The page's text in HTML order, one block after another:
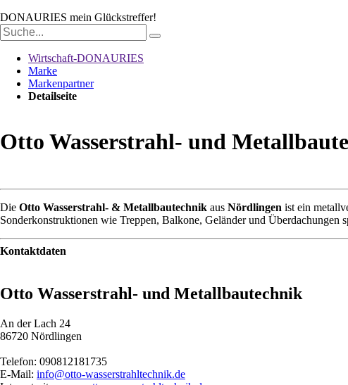
DONAURIES mein Glückstreffer!
Suchbegriffe
Wirtschaft-DONAURIES
Marke
Markenpartner
Detailseite
Otto Wasserstrahl- und
Die Otto Wasserstrahl- & Metallbautechnik aus Nördlingen ist ein
Sonderkonstruktionen wie Treppen, Balkone, Geländer und Überdachungen
Kontaktdaten
Otto Wasserstrahl- und Metallbautechnik
An der Lach 24
86720 Nördlingen
Telefon: 090812181735
E-Mail: info@otto-wasserstrahltechnik.de